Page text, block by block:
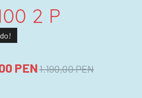
2 P
PEN1.190,00 PEN